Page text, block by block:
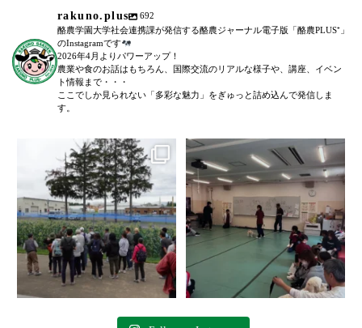
rakuno.plus
692
酪農学園大学社会連携課が発信する酪農ジャーナル電子版「酪農PLUS⁺」
のInstagramです
2026年4月よりパワーアップ！
農業や食のお話はもちろん、国際交流のリアルな様子や、講座、イベン
ト情報まで・・・
ここでしか見られない「多彩な魅力」をぎゅっと詰め込んで発信しま
す。
＼農場見学講座を開催しました！
／...
100 0
「後期募集開始！」
6月27日(土)に、全5回に渡る犬のし
つけ教室(前期)が終了いたしまし
た。...
77 0